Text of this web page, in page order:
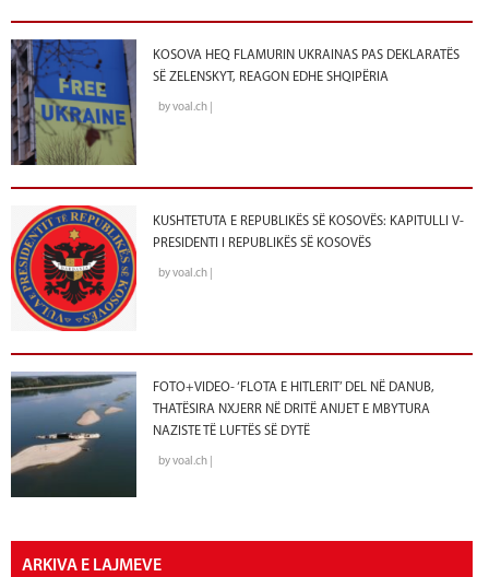
KOSOVA HEQ FLAMURIN UKRAINAS PAS DEKLARATËS
SË ZELENSKYT, REAGON EDHE SHQIPËRIA
by voal.ch |
KUSHTETUTA E REPUBLIKËS SË KOSOVËS: KAPITULLI V-
PRESIDENTI I REPUBLIKËS SË KOSOVËS
by voal.ch |
FOTO+VIDEO- ‘FLOTA E HITLERIT’ DEL NË DANUB,
THATËSIRA NXJERR NË DRITË ANIJET E MBYTURA
NAZISTE TË LUFTËS SË DYTË
by voal.ch |
ARKIVA E LAJMEVE